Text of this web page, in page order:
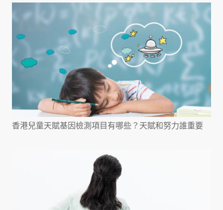
香港兒童天賦基因檢測項目有哪些？天賦和努力誰重要